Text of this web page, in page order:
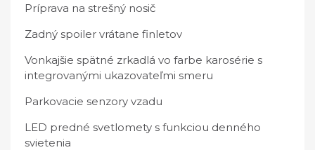
Príprava na strešný nosič
Zadný spoiler vrátane finletov
Vonkajšie spätné zrkadlá vo farbe karosérie s
integrovanými ukazovateľmi smeru
Parkovacie senzory vzadu
LED predné svetlomety s funkciou denného
svietenia